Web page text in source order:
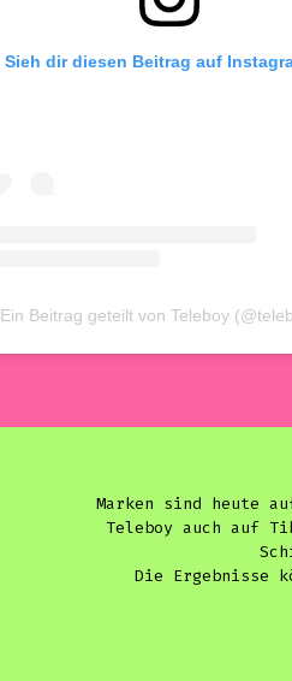
Sieh dir diesen Beitrag auf
Ein Beitrag geteilt von Teleboy
Marken sind heute
Teleboy auch auf
Die Ergebnisse